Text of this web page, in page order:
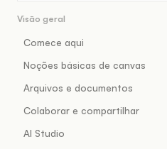
Visão geral
Comece aqui
Noções básicas de canvas
Arquivos e documentos
Colaborar e compartilhar
AI Studio